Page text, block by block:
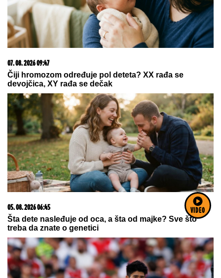
VIDEO
06. 08. 2026 09:39
Marija (3) se igrala u dvorištu i samo je nestala: Posle
42 godine otac je pronašao, zanemeo je kada je saznao
gde je bila
06. 08. 2026 07:08
Evo u kojim banjama važi vaučer od 10.000 dinara -
kompletan spisak destinacija u Srbiji